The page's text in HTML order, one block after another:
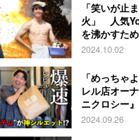
「笑いが止
火」 人気
を沸かすた
2024.10.02
「めっちゃ
レル店オー
ニクロシー
れ？
2024.09.26